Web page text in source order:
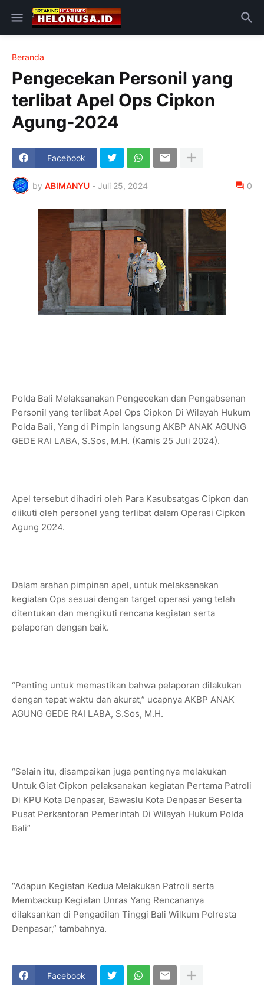
Beranda
Pengecekan Personil yang
terlibat Apel Ops Cipkon
Agung-2024
Facebook
by ABIMANYU - Juli 25, 2024 0
Polda Bali Melaksanakan Pengecekan dan Pengabsenan
Personil yang terlibat Apel Ops Cipkon Di Wilayah Hukum
Polda Bali, Yang di Pimpin langsung AKBP ANAK AGUNG
GEDE RAI LABA, S.Sos, M.H. (Kamis 25 Juli 2024).
Apel tersebut dihadiri oleh Para Kasubsatgas Cipkon dan
diikuti oleh personel yang terlibat dalam Operasi Cipkon
Agung 2024.
Dalam arahan pimpinan apel, untuk melaksanakan
kegiatan Ops sesuai dengan target operasi yang telah
ditentukan dan mengikuti rencana kegiatan serta
pelaporan dengan baik.
“Penting untuk memastikan bahwa pelaporan dilakukan
dengan tepat waktu dan akurat,” ucapnya AKBP ANAK
AGUNG GEDE RAI LABA, S.Sos, M.H.
“Selain itu, disampaikan juga pentingnya melakukan
Untuk Giat Cipkon pelaksanakan kegiatan Pertama Patroli
Di KPU Kota Denpasar, Bawaslu Kota Denpasar Beserta
Pusat Perkantoran Pemerintah Di Wilayah Hukum Polda
Bali”
“Adapun Kegiatan Kedua Melakukan Patroli serta
Membackup Kegiatan Unras Yang Rencananya
dilaksankan di Pengadilan Tinggi Bali Wilkum Polresta
Denpasar,” tambahnya.
Facebook